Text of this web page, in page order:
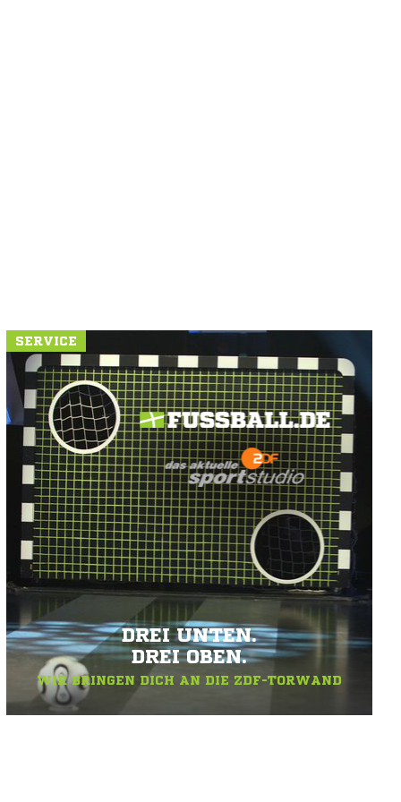
SERVICE
DREI UNTEN.
DREI OBEN.
WIR BRINGEN DICH AN DIE ZDF-TORWAND